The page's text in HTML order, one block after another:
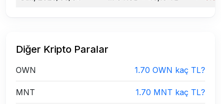
Diğer Kripto Paralar
OWN 1.70 OWN kaç TL?
MNT 1.70 MNT kaç TL?